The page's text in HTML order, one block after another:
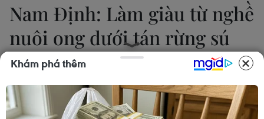
Nam Định: Làm giàu từ nghề
nuôi ong dưới tán rừng sú
vẹt
Công Luật
27/05/2019 02:26
Khám phá thêm